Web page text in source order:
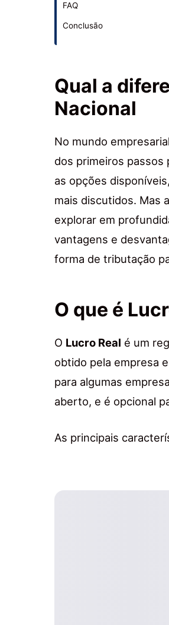
FAQ
Conclusão
Qual a
Nacional
No mundo
dos primeiros passos
as opções
mais discutidos. Mas
explorar em
vantagens e
forma de tributação
O que é
O Lucro Real é um
obtido pela empresa
para algumas
aberto, e é opcional
As principais